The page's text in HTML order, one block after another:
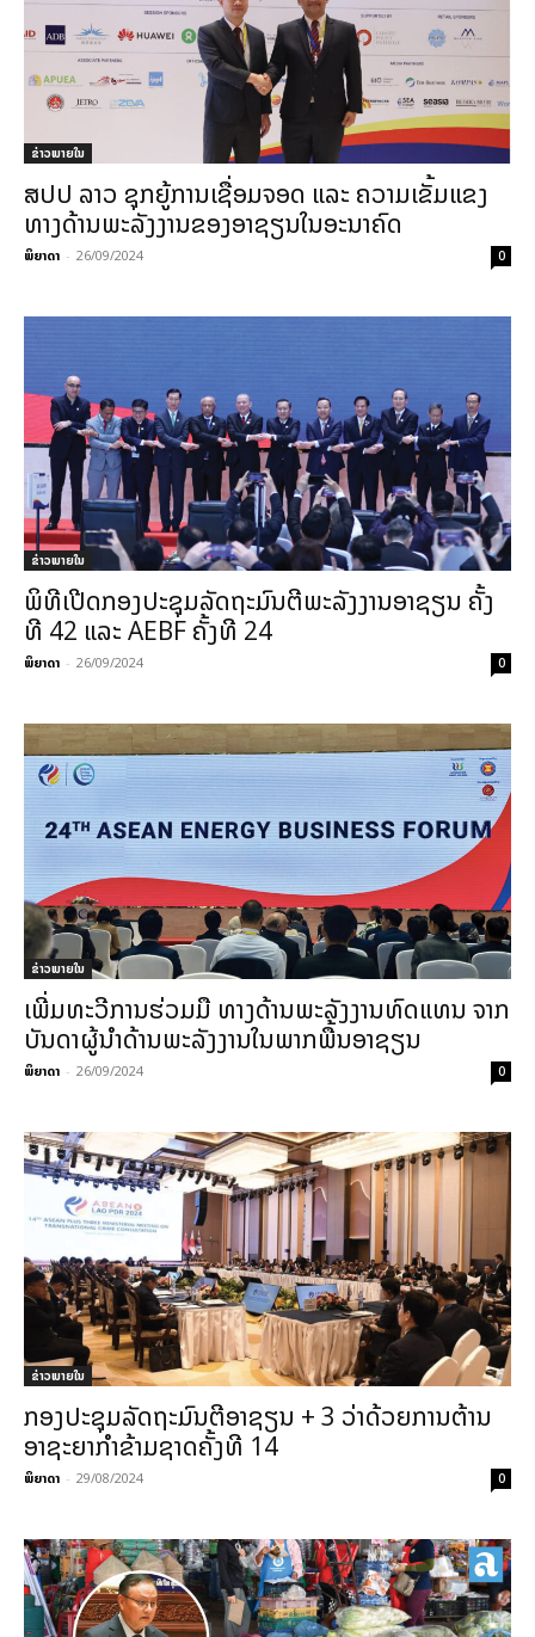
ຂ່າວພາຍ​ໃນ
ສປປ ລາວ ຊຸກຍູ້ການເຊື່ອມຈອດ ແລະ ຄວາມເຂັ້ມແຂງ
ທາງດ້ານພະລັງງານຂອງອາຊຽນໃນອະນາຄົດ
ພິຍາດາ - 26/09/2024 0
ຂ່າວພາຍ​ໃນ
ພິທີເປີດກອງປະຊຸມລັດຖະມົນຕີພະລັງງານອາຊຽນ ຄັ້ງ
ທີ 42 ແລະ AEBF ຄັ້ງທີ 24
ພິຍາດາ - 26/09/2024 0
ຂ່າວພາຍ​ໃນ
ເພີ່ມ​ທະວີ​ການ​ຮ່ວມ​ມື ທາງ​ດ້ານ​ພະລັງງານທົດແທນ ຈາກ
ບັນດາ​ຜູ້ນຳ​ດ້ານ​ພະລັງງານ​ໃນພາກພື້ນອາຊຽນ
ພິຍາດາ - 26/09/2024 0
ຂ່າວພາຍ​ໃນ
ກອງປະຊຸມລັດຖະມົນຕີອາຊຽນ + 3 ວ່າດ້ວຍການຕ້ານ
ອາຊະຍາກໍາຂ້າມຊາດຄັ້ງທີ 14
ພິຍາດາ - 29/08/2024 0